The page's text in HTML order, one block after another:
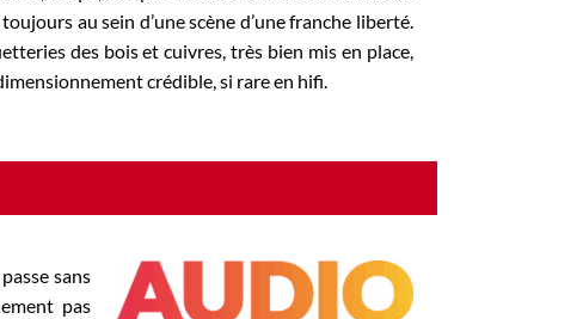
au sein d’une scène d’une franche liberté.
des bois et cuivres, très bien mis en place,
crédible, si rare en hifi.
sans
pas